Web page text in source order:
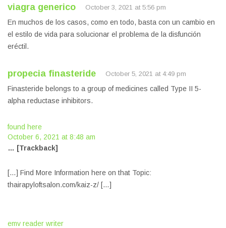
viagra generico October 3, 2021 at 5:56 pm
En muchos de los casos, como en todo, basta con un cambio en
el estilo de vida para solucionar el problema de la disfunción
eréctil.
propecia finasteride October 5, 2021 at 4:49 pm
Finasteride belongs to a group of medicines called Type II 5-
alpha reductase inhibitors.
found here
October 6, 2021 at 8:48 am
… [Trackback]
[…] Find More Information here on that Topic:
thairapyloftsalon.com/kaiz-z/ […]
emv reader writer